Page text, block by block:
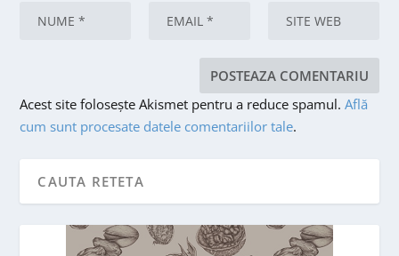
Acest site folosește Akismet pentru a reduce spamul.Află
cum sunt procesate datele comentariilor tale.